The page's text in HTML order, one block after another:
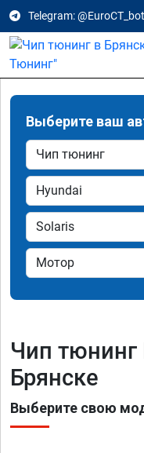
Telegram: @EuroCT_bot
Выберите ваш
Чип тюнинг
Брянске
Выберите свою